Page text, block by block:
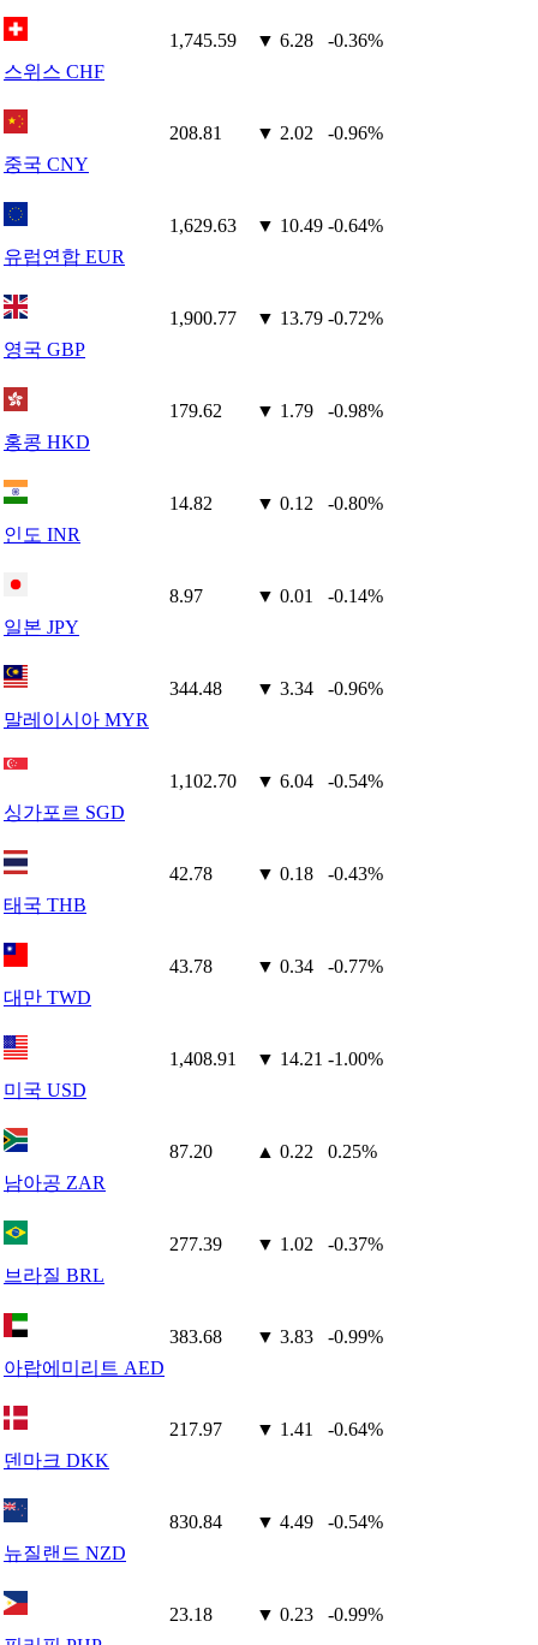
스위스 CHF
1,745.59 ▼ 6.28 -0.36%
중국 CNY
208.81 ▼ 2.02 -0.96%
유럽연합 EUR
1,629.63 ▼ 10.49 -0.64%
영국 GBP
1,900.77 ▼ 13.79 -0.72%
홍콩 HKD
179.62 ▼ 1.79 -0.98%
인도 INR
14.82 ▼ 0.12 -0.80%
일본 JPY
8.97 ▼ 0.01 -0.14%
말레이시아 MYR
344.48 ▼ 3.34 -0.96%
싱가포르 SGD
1,102.70 ▼ 6.04 -0.54%
태국 THB
42.78 ▼ 0.18 -0.43%
대만 TWD
43.78 ▼ 0.34 -0.77%
미국 USD
1,408.91 ▼ 14.21 -1.00%
남아공 ZAR
87.20 ▲ 0.22 0.25%
브라질 BRL
277.39 ▼ 1.02 -0.37%
아랍에미리트 AED
383.68 ▼ 3.83 -0.99%
덴마크 DKK
217.97 ▼ 1.41 -0.64%
뉴질랜드 NZD
830.84 ▼ 4.49 -0.54%
23.18 ▼ 0.23 -0.99%